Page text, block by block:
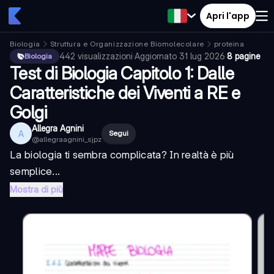
Apri l'app
Biologia Struttura e Organizzazione Biomolecolare
proteina
Biologia
442 visualizzazioni·Aggiornato 31 lug 2026·8 pagine
Test di Biologia Capitolo 1: Dalle
Caratteristiche dei Viventi a RE e
Golgi
A Allegra Agnini
@allegraagnini_sjpz
Segui
La biologia ti sembra complicata? In realtà è più
semplice...
Mostra di più